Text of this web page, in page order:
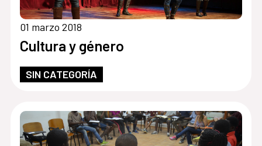
01 marzo 2018
Cultura y género
SIN CATEGORÍA